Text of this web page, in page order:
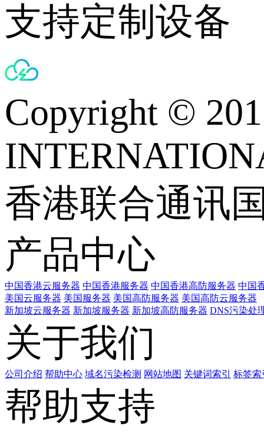
支持定制设备
Copyright ©
香港联合通讯
产品中心
中国香港云服务器 中国香港服务器 中国香港高防服务器 中国
美国云服务器 美国服务器 美国高防服务器 美国高防云服务器
新加坡云服务器 新加坡服务器 新加坡高防服务器 DNS污染处
关于我们
公司介绍 帮助中心 域名污染检测 网站地图 关键词索引 标签索
帮助支持